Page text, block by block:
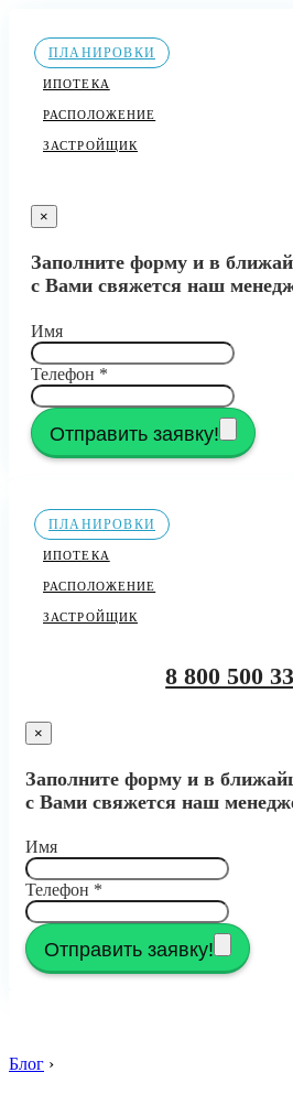
ПЛАНИРОВКИ
ИПОТЕКА
РАСПОЛОЖЕНИЕ
ЗАСТРОЙЩИК
×
Заполните форму и в
с Вами свяжется наш
Имя
Телефон *
Отправить заявку!
ПЛАНИРОВКИ
ИПОТЕКА
РАСПОЛОЖЕНИЕ
ЗАСТРОЙЩИК
8 800 500
×
Заполните форму и в
с Вами свяжется наш
Имя
Телефон *
Отправить заявку!
Блог ›